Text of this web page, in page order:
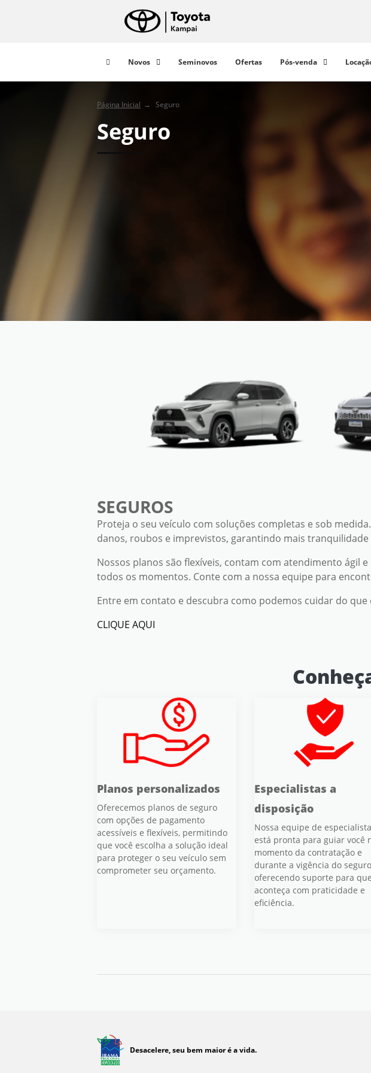
Novos Seminovos Ofertas Pós-venda
Página Inicial Seguro
Seguro
SEGUROS
Proteja o seu veículo com soluções completas e sob
danos, roubos e imprevistos, garantindo mais tranquilidade
Nossos planos são flexíveis, contam com atendimento ágil
todos os momentos. Conte com a nossa equipe para
Entre em contato e descubra como podemos cuidar do
CLIQUE AQUI
Planos personalizados
Oferecemos planos de seguro
com opções de pagamento
acessíveis e flexíveis, permitindo
que você escolha a solução ideal
para proteger o seu veículo sem
comprometer seu orçamento.
Especialistas a
disposição
Nossa equipe de
está pronta para guiar você
momento da contratação e
durante a vigência do
oferecendo suporte para
aconteça com praticidade e
eficiência.
Desacelere, seu bem maior é a vida.